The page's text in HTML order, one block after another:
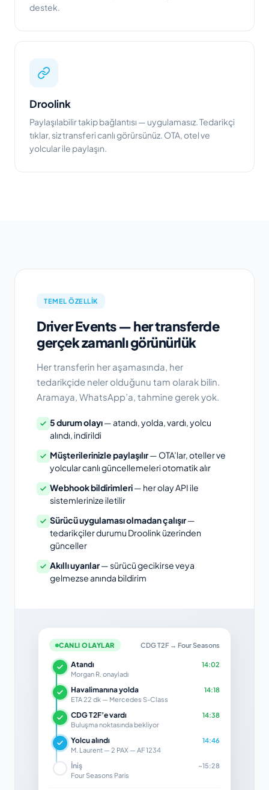
destek.
Droolink
Paylaşılabilir takip bağlantısı — uygulamasız. Tedarikçi
tıklar, siz transferi canlı görürsünüz. OTA, otel ve
yolcular ile paylaşın.
TEMEL ÖZELLIK
Driver Events — her transferde
gerçek zamanlı görünürlük
Her transferin her aşamasında, her
tedarikçide neler olduğunu tam olarak bilin.
Aramaya, WhatsApp’a, tahmine gerek yok.
5 durum olayı— atandı, yolda, vardı, yolcu
alındı, indirildi
Müşterilerinizle paylaşılır— OTA’lar, oteller ve
yolcular canlı güncellemeleri otomatik alır
Webhook bildirimleri— her olay API ile
sistemlerinize iletilir
Sürücü uygulaması olmadan çalışır—
tedarikçiler durumu Droolink üzerinden
günceller
Akıllı uyarılar— sürücü gecikirse veya
gelmezse anında bildirim
CANLI OLAYLAR CDG T2F → Four Seasons
Atandı
14:02
Morgan R. onayladı
Havalimanına yolda
14:18
ETA 22 dk — Mercedes S-Class
CDG T2F’e vardı
14:38
Buluşma noktasında bekliyor
Yolcu alındı
14:46
M. Laurent — 2 PAX — AF 1234
İniş
~15:28
Four Seasons Paris